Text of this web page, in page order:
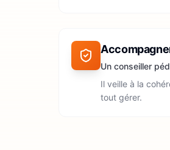
Un conseiller
Il veille à la
tout gérer.